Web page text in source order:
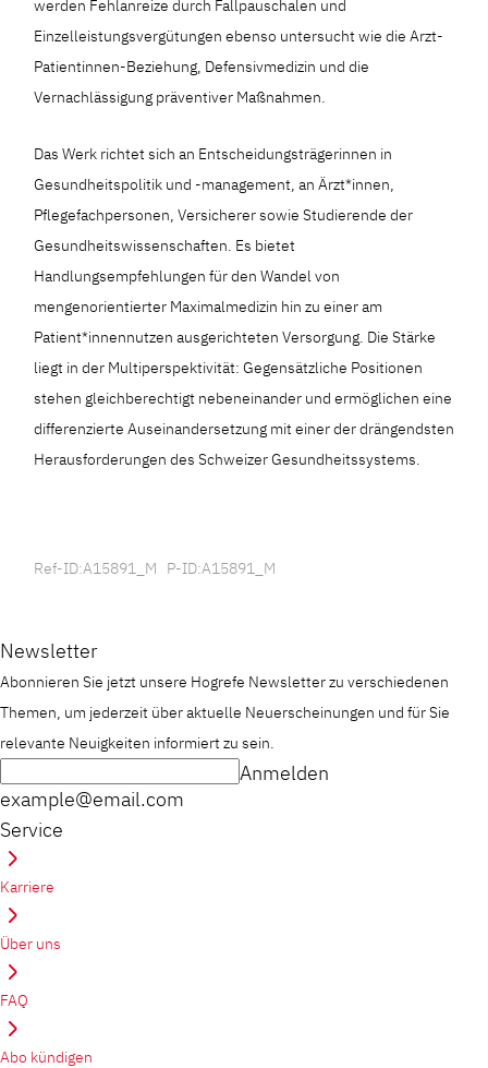
werden Fehlanreize durch Fallpauschalen und
Einzelleistungsvergütungen ebenso untersucht wie die Arzt-
Patientinnen-Beziehung, Defensivmedizin und die
Vernachlässigung präventiver Maßnahmen.
Das Werk richtet sich an Entscheidungsträgerinnen in
Gesundheitspolitik und -management, an Ärzt*innen,
Pflegefachpersonen, Versicherer sowie Studierende der
Gesundheitswissenschaften. Es bietet
Handlungsempfehlungen für den Wandel von
mengenorientierter Maximalmedizin hin zu einer am
Patient*innennutzen ausgerichteten Versorgung. Die Stärke
liegt in der Multiperspektivität: Gegensätzliche Positionen
stehen gleichberechtigt nebeneinander und ermöglichen eine
differenzierte Auseinandersetzung mit einer der drängendsten
Herausforderungen des Schweizer Gesundheitssystems.
Ref-ID:A15891_M P-ID:A15891_M
Newsletter
Abonnieren Sie jetzt unsere Hogrefe Newsletter zu verschiedenen
Themen, um jederzeit über aktuelle Neuerscheinungen und für Sie
relevante Neuigkeiten informiert zu sein.
example@email.com
Anmelden
Service
Karriere
Über uns
FAQ
Abo kündigen